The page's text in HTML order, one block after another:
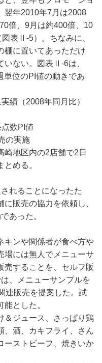
翌年2010年7月は2008
倍、9月は約400倍、10
表Ⅱ-5）。ちなみに、
棚に置いてあっただけ
いない。図表Ⅱ-6は、
単位のPI値の動きであ
績（2008年同月比）
数PI値
の実施
地区内の2店舗で2日
める。
れることになったた
販売の協力を依頼し、
あった。
ンや関係者が食べ方や
場には無人でメニューサ
売することを、セルフ販
、メニューサンプルを
連販売を提案した。試
とした。
ジュース、さっぱり鶏
、酒、カキフライ、さん
ーストビーフ、焼きいか